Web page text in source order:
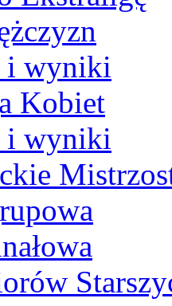
i wyniki
Kobiet
i wyniki